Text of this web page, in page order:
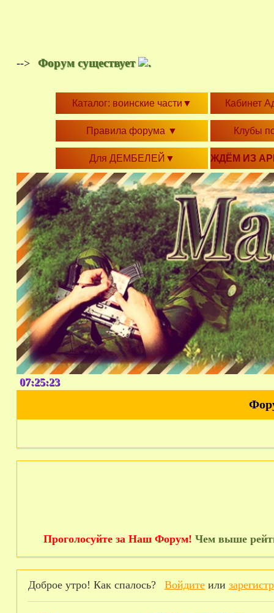
--> Форум существует .
Каталог: воинские части ▼ Кабинет
Правила форума ▼ Клубы
Для ДЕМБЕЛЕЙ ▼ ЖДЁМ ИЗ
07:25:24
Проголосуйте за Наш Форум! Чем выше
Доброе утро! Как спалось? Войдитеили